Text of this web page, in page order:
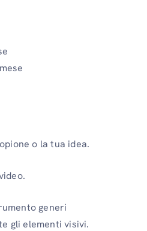
o la tua idea.
generi
gli elementi visivi.